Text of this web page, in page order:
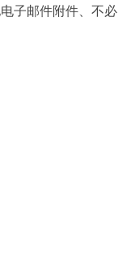
子邮件附件、不必